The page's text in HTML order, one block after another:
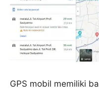
GPS mobil memiliki